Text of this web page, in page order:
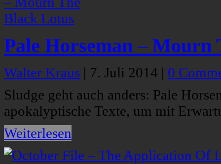
Pale Horseman – Mourn
Walter Kraus | 7. Juli 2014 | 0
Sludge geht auch anders: Pale
apokalyptische Texte, um mit
Weiterlesen